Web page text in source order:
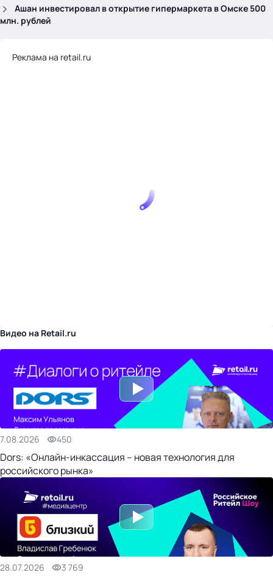
Ашан инвестировал в открытие гипермаркета в Омске 500
млн. рублей
Реклама на retail.ru
Видео на Retail.ru
7.08.2026 450
Dors: «Онлайн-инкассация – новая технология для
российского рынка»
28.07.2026 3 769